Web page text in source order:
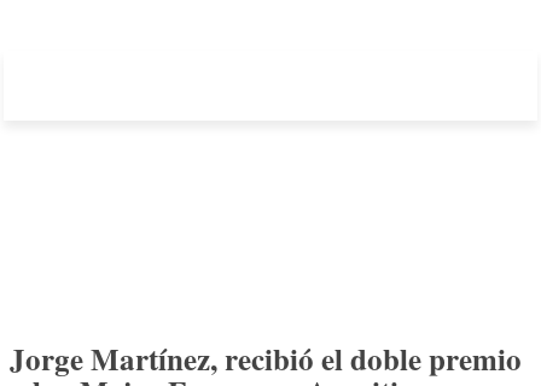
Jorge Martínez, recibió el doble premio